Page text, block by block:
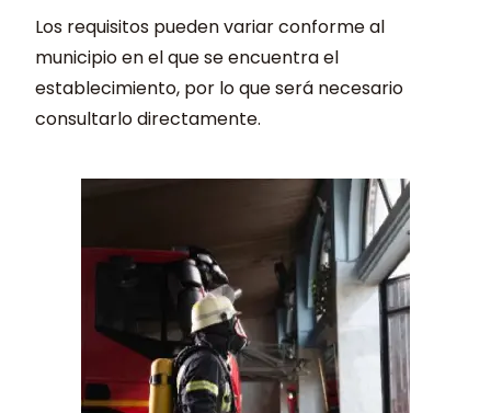
Los requisitos pueden variar conforme al
municipio en el que se encuentra el
establecimiento, por lo que será necesario
consultarlo directamente.